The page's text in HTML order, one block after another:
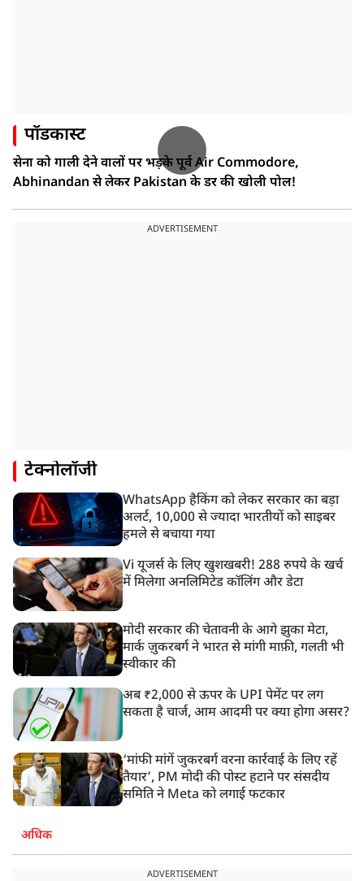
पॉडकास्ट
सेना को गाली देने वालों पर भड़के पूर्व Air Commodore,
Abhinandan से लेकर Pakistan के डर की खोली पोल!
ADVERTISEMENT
टेक्नोलॉजी
WhatsApp हैकिंग को लेकर सरकार का बड़ा
अलर्ट, 10,000 से ज्यादा भारतीयों को साइबर
हमले से बचाया गया
Vi यूजर्स के लिए खुशखबरी! 288 रुपये के खर्च
में मिलेगा अनलिमिटेड कॉलिंग और डेटा
मोदी सरकार की चेतावनी के आगे झुका मेटा,
मार्क ज़ुकरबर्ग ने भारत से मांगी माफ़ी, गलती भी
स्वीकार की
अब ₹2,000 से ऊपर के UPI पेमेंट पर लग
सकता है चार्ज, आम आदमी पर क्या होगा असर?
‘मांफी मांगें जुकरबर्ग वरना कार्रवाई के लिए रहें
तैयार’, PM मोदी की पोस्ट हटाने पर संसदीय
समिति ने Meta को लगाई फटकार
अधिक
ADVERTISEMENT